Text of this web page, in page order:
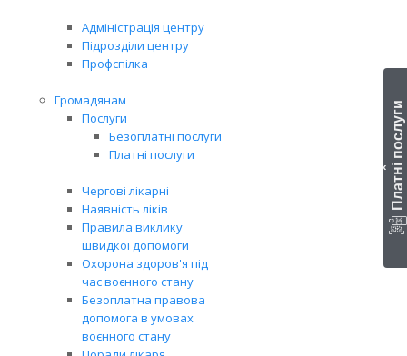
Адміністрація центру
Підрозділи центру
Профспілка
Громадянам
Послуги
Безоплатні послуги
Платні послуги
Чергові лікарні
Наявність ліків
Правила виклику
швидкої допомоги
Охорона здоров'я під
час воєнного стану
Безоплатна правова
допомога в умовах
воєнного стану
‹ Платні послуги